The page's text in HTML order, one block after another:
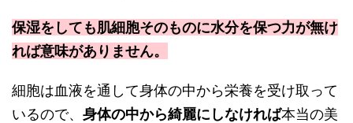
保湿をしても肌細胞そのものに水分を保つ力が無け
れば意味がありません。
細胞は血液を通して身体の中から栄養を受け取って
いるので、 身体の中から綺麗にしなければ本当の美